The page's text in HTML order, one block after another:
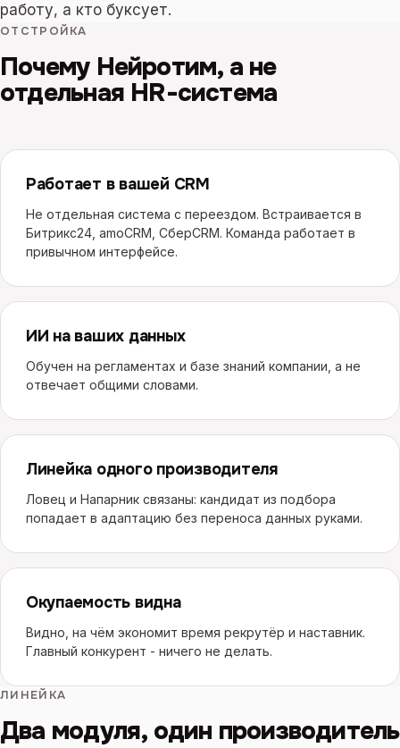
работу, а кто буксует.
ОТСТРОЙКА
Почему Нейротим, а не
отдельная HR-система
Работает в вашей CRM
Не отдельная система с переездом. Встраивается в
Битрикс24, amoCRM, СберCRM. Команда работает в
привычном интерфейсе.
ИИ на ваших данных
Обучен на регламентах и базе знаний компании, а не
отвечает общими словами.
Линейка одного производителя
Ловец и Напарник связаны: кандидат из подбора
попадает в адаптацию без переноса данных руками.
Окупаемость видна
Видно, на чём экономит время рекрутёр и наставник.
Главный конкурент - ничего не делать.
ЛИНЕЙКА
Два модуля, один производитель